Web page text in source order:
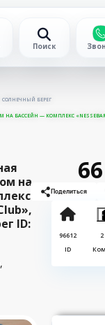
Поиск
СОЛНЕЧНЫЙ БЕРЕГ
БАССЕЙН — КОМПЛЕКС «NESSEBAR
на
ID:
Поделиться
96612
ID
2